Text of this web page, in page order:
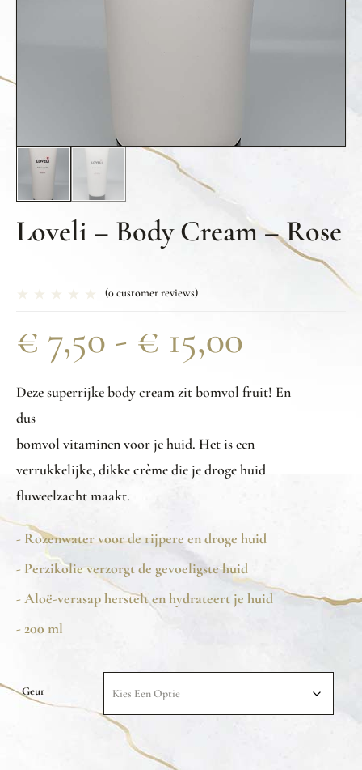
Loveli – Body Cream – Rose
(0customer reviews)
€ 7,50 - € 15,00
Deze superrijke body cream zit bomvol fruit! En
dus
bomvol vitaminen voor je huid. Het is een
verrukkelijke, dikke crème die je droge huid
fluweelzacht maakt.
- Rozenwater voor de rijpere en droge huid
- Perzikolie verzorgt de gevoeligste huid
- Aloë-verasap herstelt en hydrateert je huid
- 200 ml
Geur